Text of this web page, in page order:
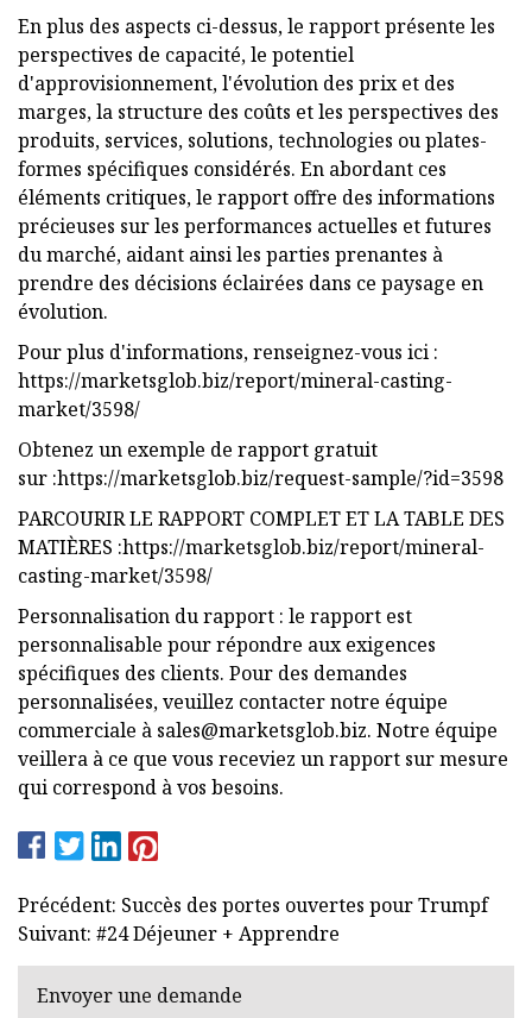
En plus des aspects ci-dessus, le rapport présente les
perspectives de capacité, le potentiel
d'approvisionnement, l'évolution des prix et des
marges, la structure des coûts et les perspectives des
produits, services, solutions, technologies ou plates-
formes spécifiques considérés. En abordant ces
éléments critiques, le rapport offre des informations
précieuses sur les performances actuelles et futures
du marché, aidant ainsi les parties prenantes à
prendre des décisions éclairées dans ce paysage en
évolution.
Pour plus d'informations, renseignez-vous ici :
https://marketsglob.biz/report/mineral-casting-
market/3598/
Obtenez un exemple de rapport gratuit
sur :https://marketsglob.biz/request-sample/?id=3598
PARCOURIR LE RAPPORT COMPLET ET LA TABLE DES
MATIÈRES :https://marketsglob.biz/report/mineral-
casting-market/3598/
Personnalisation du rapport : le rapport est
personnalisable pour répondre aux exigences
spécifiques des clients. Pour des demandes
personnalisées, veuillez contacter notre équipe
commerciale à sales@marketsglob.biz. Notre équipe
veillera à ce que vous receviez un rapport sur mesure
qui correspond à vos besoins.
Précédent: Succès des portes ouvertes pour Trumpf
Suivant: #24 Déjeuner + Apprendre
Envoyer une demande